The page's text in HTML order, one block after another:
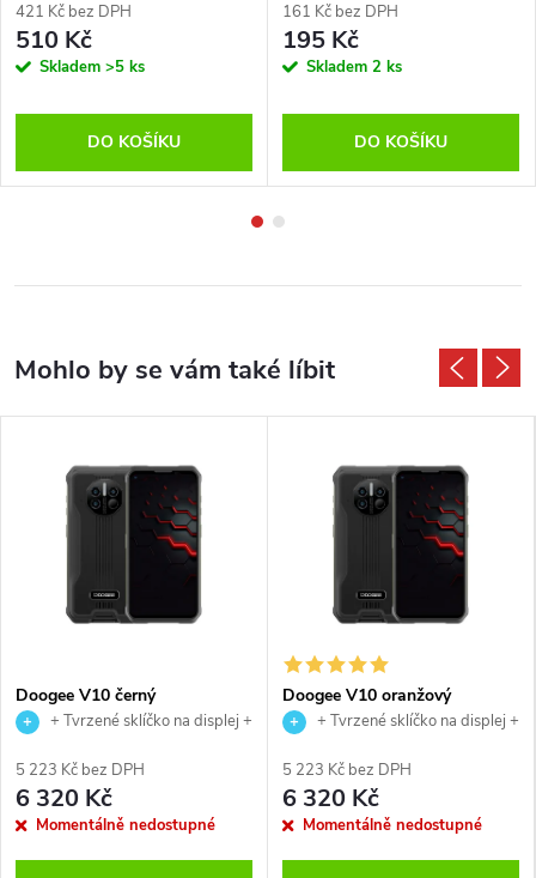
421 Kč bez DPH
510 Kč
Skladem >5 ks
DO KOŠÍKU
161 Kč bez DPH
195 Kč
Skladem 2 ks
DO KOŠÍKU
Doogee V10 černý
+ Tvrzené sklíčko na displej +
5 223 Kč bez DPH
6 320 Kč
Momentálně nedostupné
Doogee V10 oranžový
+ Tvrzené sklíčko na displej +
5 223 Kč bez DPH
6 320 Kč
Momentálně nedostupné